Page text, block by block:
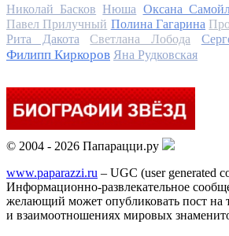
Николай Басков Нюша Оксана
Павел Прилучный Полина Гагарина
Рита Дакота
Светлана Лобода
Филипп Киркоров Яна Рудковская
© 2004 - 2026 Папарацци.ру
www.paparazzi.ru – UGC (user generated
Информационно-развлекательное
желающий может опубликовать пост на
и взаимоотношениях мировых